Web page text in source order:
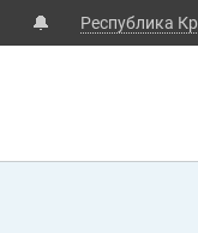
🔔 Республика